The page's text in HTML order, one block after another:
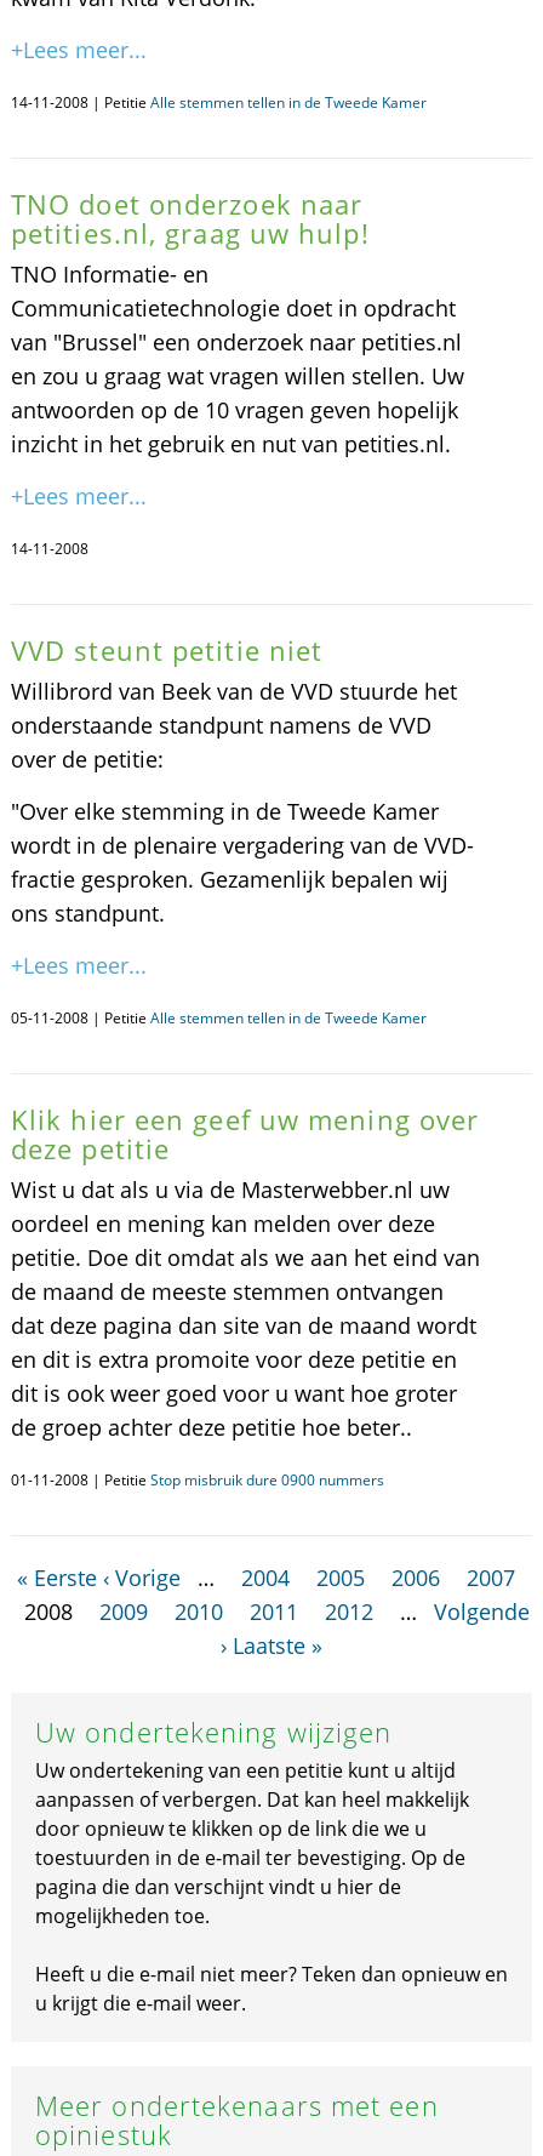
+Lees meer...
14-11-2008 | Petitie Alle stemmen tellen in de Tweede Kamer
TNO doet onderzoek naar
petities.nl, graag uw hulp!
TNO Informatie- en
Communicatietechnologie doet in opdracht
van "Brussel" een onderzoek naar petities.nl
en zou u graag wat vragen willen stellen. Uw
antwoorden op de 10 vragen geven hopelijk
inzicht in het gebruik en nut van petities.nl.
+Lees meer...
14-11-2008
VVD steunt petitie niet
Willibrord van Beek van de VVD stuurde het
onderstaande standpunt namens de VVD
over de petitie:
"Over elke stemming in de Tweede Kamer
wordt in de plenaire vergadering van de VVD-
fractie gesproken. Gezamenlijk bepalen wij
ons standpunt.
+Lees meer...
05-11-2008 | Petitie Alle stemmen tellen in de Tweede Kamer
Klik hier een geef uw mening over
deze petitie
Wist u dat als u via de Masterwebber.nl uw
oordeel en mening kan melden over deze
petitie. Doe dit omdat als we aan het eind van
de maand de meeste stemmen ontvangen
dat deze pagina dan site van de maand wordt
en dit is extra promoite voor deze petitie en
dit is ook weer goed voor u want hoe groter
de groep achter deze petitie hoe beter..
01-11-2008 | Petitie Stop misbruik dure 0900 nummers
« Eerste ‹ Vorige … 2004 2005 2006
2007
2008
2009 2010 2011 2012 …
Volgende
› Laatste »
Uw ondertekening wijzigen
Uw ondertekening van een petitie kunt u altijd
aanpassen of verbergen. Dat kan heel makkelijk
door opnieuw te klikken op de link die we u
toestuurden in de e-mail ter bevestiging. Op de
pagina die dan verschijnt vindt u hier de
mogelijkheden toe.
Heeft u die e-mail niet meer? Teken dan opnieuw en
u krijgt die e-mail weer.
Meer ondertekenaars met een
opiniestuk